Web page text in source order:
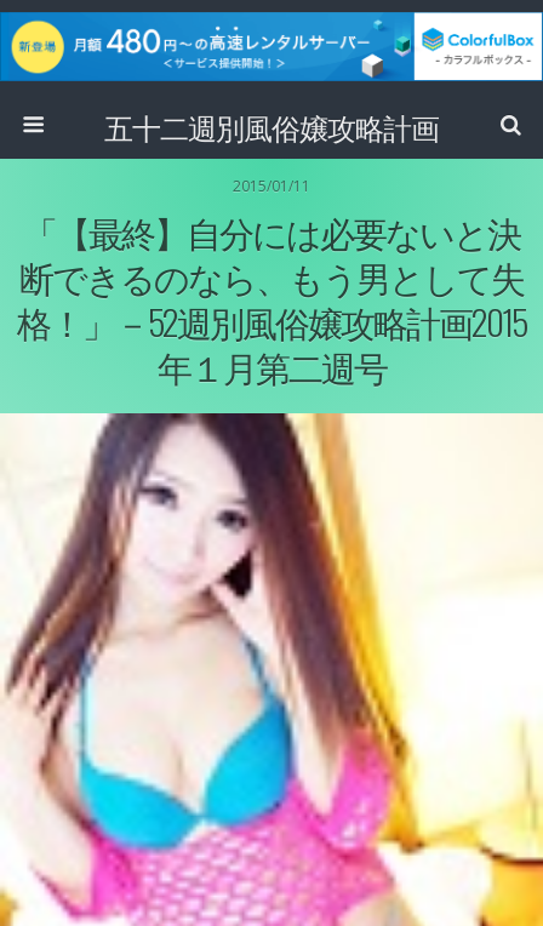
五十二週別風俗嬢攻略計画
2015/01/11
「【最終】自分には必要ないと決
断できるのなら、もう男として失
格！」－52週別風俗嬢攻略計画2015
年１月第二週号